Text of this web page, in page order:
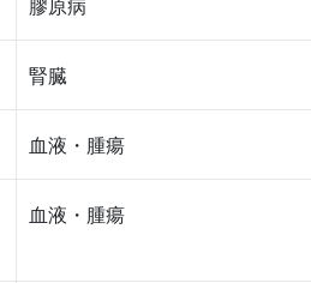
膠原病
腎臓
血液・腫瘍
血液・腫瘍